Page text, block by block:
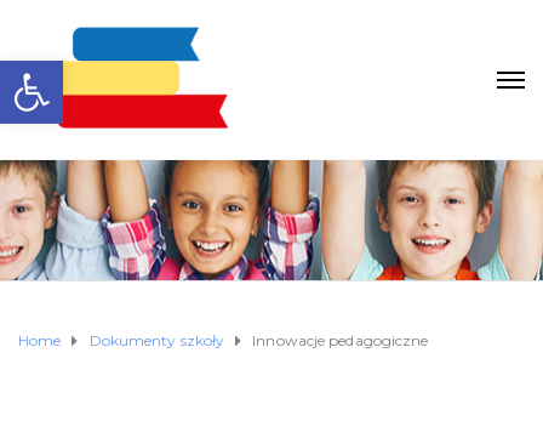
Otwórz pasek narzędzi
Home Dokumenty szkoły Innowacje pedagogiczne